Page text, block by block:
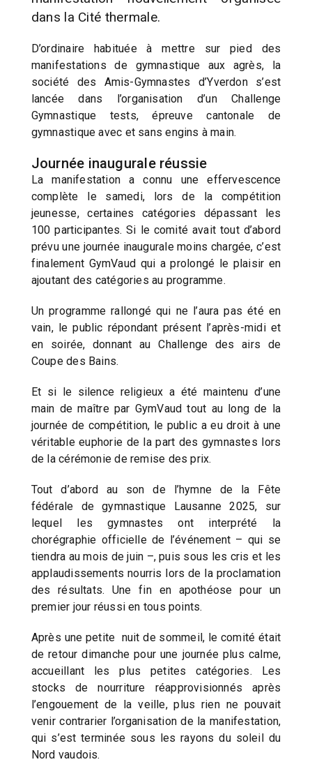
dans la Cité thermale.
D’ordinaire habituée à mettre sur pied des
manifestations de gymnastique aux agrès, la
société des Amis-Gymnastes d’Yverdon s’est
lancée dans l’organisation d’un Challenge
Gymnastique tests, épreuve cantonale de
gymnastique avec et sans engins à main.
Journée inaugurale réussie
La manifestation a connu une effervescence
complète le samedi, lors de la compétition
jeunesse, certaines catégories dépassant les
100 participantes. Si le comité avait tout d’abord
prévu une journée inaugurale moins chargée, c’est
finalement GymVaud qui a prolongé le plaisir en
ajoutant des catégories au programme.
Un programme rallongé qui ne l’aura pas été en
vain, le public répondant présent l’après-midi et
en soirée, donnant au Challenge des airs de
Coupe des Bains.
Et si le silence religieux a été maintenu d’une
main de maître par GymVaud tout au long de la
journée de compétition, le public a eu droit à une
véritable euphorie de la part des gymnastes lors
de la cérémonie de remise des prix.
Tout d’abord au son de l’hymne de la Fête
fédérale de gymnastique Lausanne 2025, sur
lequel les gymnastes ont interprété la
chorégraphie officielle de l’événement – qui se
tiendra au mois de juin –, puis sous les cris et les
applaudissements nourris lors de la proclamation
des résultats. Une fin en apothéose pour un
premier jour réussi en tous points.
Après une petite nuit de sommeil, le comité était
de retour dimanche pour une journée plus calme,
accueillant les plus petites catégories. Les
stocks de nourriture réapprovisionnés après
l’engouement de la veille, plus rien ne pouvait
venir contrarier l’organisation de la manifestation,
qui s’est terminée sous les rayons du soleil du
Nord vaudois.